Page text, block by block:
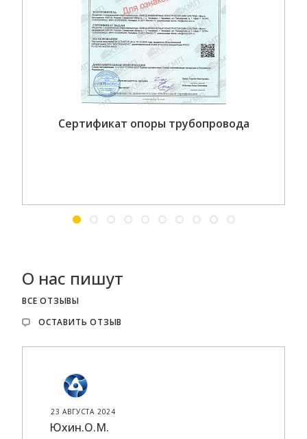
Сертификат опоры трубопровода
О нас пишут
ВСЕ ОТЗЫВЫ
ОСТАВИТЬ ОТЗЫВ
23 АВГУСТА 2024
Юхин.О.М.